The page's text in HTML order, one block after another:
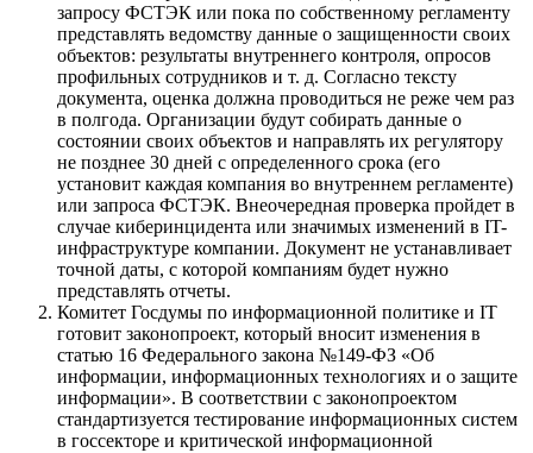
запросу ФСТЭК или пока по собственному регламенту
представлять ведомству данные о защищенности своих
объектов: результаты внутреннего контроля, опросов
профильных сотрудников и т. д. Согласно тексту
документа, оценка должна проводиться не реже чем раз
в полгода. Организации будут собирать данные о
состоянии своих объектов и направлять их регулятору
не позднее 30 дней с определенного срока (его
установит каждая компания во внутреннем регламенте)
или запроса ФСТЭК. Внеочередная проверка пройдет в
случае киберинцидента или значимых изменений в IT-
инфраструктуре компании. Документ не устанавливает
точной даты, с которой компаниям будет нужно
представлять отчеты.
Комитет Госдумы по информационной политике и IT
готовит законопроект, который вносит изменения в
статью 16 Федерального закона №149-ФЗ «Об
информации, информационных технологиях и о защите
информации». В соответствии с законопроектом
стандартизуется тестирование информационных систем
в госсекторе и критической информационной